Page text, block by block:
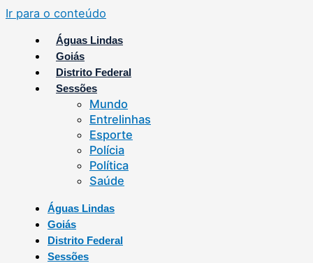
Ir para o conteúdo
Águas Lindas
Goiás
Distrito Federal
Sessões
Mundo
Entrelinhas
Esporte
Polícia
Política
Saúde
Águas Lindas
Goiás
Distrito Federal
Sessões